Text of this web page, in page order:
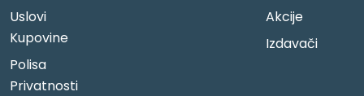
Uslovi
Kupovine
Polisa
Privatnosti
Akcije
Izdavači